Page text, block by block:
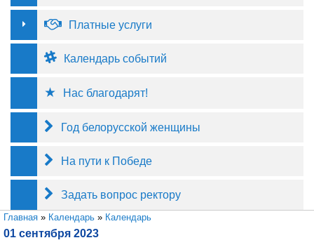
Платные услуги
Календарь событий
Нас благодарят!
Год белорусской женщины
На пути к Победе
Задать вопрос ректору
Вы здесь
Главная » Календарь » Календарь
01 сентября 2023